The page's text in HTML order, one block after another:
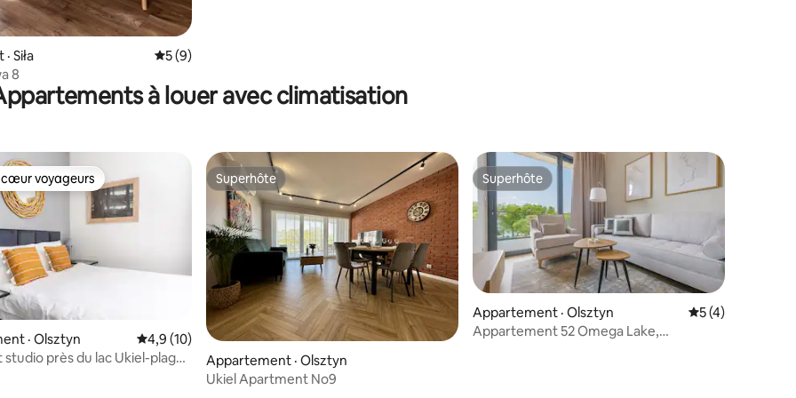
Siła Note moyenne de 5 sur 5, 9 commentaires
5 (9)
8
à louer avec climatisation
5, 39 commentaires
voyageurs
voyageurs
· Olsztyn Note moyenne de 4,9 sur 5, 10 commentaires
4,9 (10)
près du lac Ukiel-plage,
Superhôte
Superhôte
Appartement · Olsztyn
Ukiel Apartment No9
Superhôte
Superhôte
Appartement · Olsztyn Note moyenne
5 (4)
Appartement 52 Omega Lake,